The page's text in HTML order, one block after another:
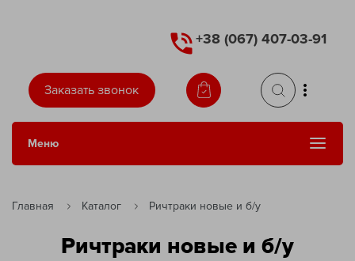
+38 (067) 407-03-91
Заказать звонок
Сменить язык
Меню
Главная Каталог Ричтраки новые и б/у
Ричтраки новые и б/у